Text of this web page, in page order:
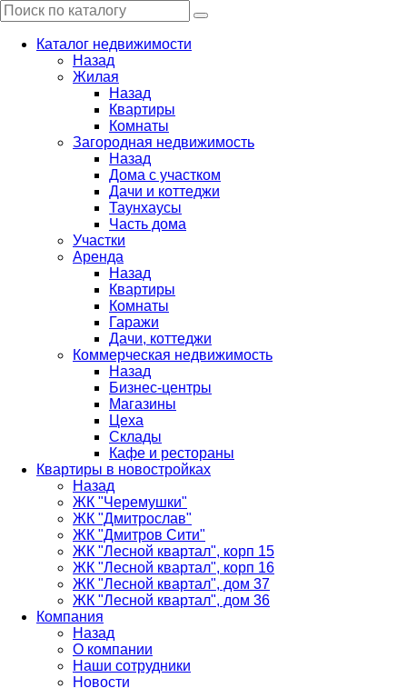
Каталог недвижимости
Назад
Жилая
Назад
Квартиры
Комнаты
Загородная недвижимость
Назад
Дома с участком
Дачи и коттеджи
Таунхаусы
Часть дома
Участки
Аренда
Назад
Квартиры
Комнаты
Гаражи
Дачи, коттеджи
Коммерческая недвижимость
Назад
Бизнес-центры
Магазины
Цеха
Склады
Кафе и рестораны
Квартиры в новостройках
Назад
ЖК "Черемушки"
ЖК "Дмитрослав"
ЖК "Дмитров Сити"
ЖК "Лесной квартал", корп 15
ЖК "Лесной квартал", корп 16
ЖК "Лесной квартал", дом 37
ЖК "Лесной квартал", дом 36
Компания
Назад
О компании
Наши сотрудники
Новости